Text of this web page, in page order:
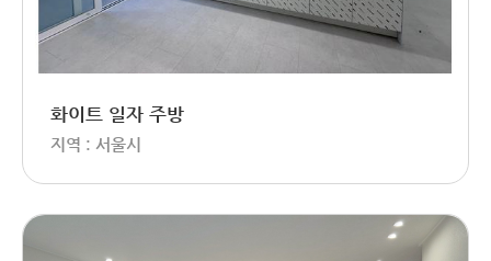
화이트 일자 주방
지역 : 서울시